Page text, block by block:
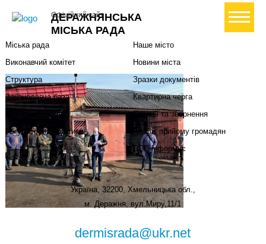
ДЕРАЖНЯНСЬКА
МІСЬКА РАДА
Офіційний сайт+ Створити петицію
Міський голова
Міська рада
Виконавчий комітет
Структура
Законодавча база
Міські програми
Регуляторна політика
Наше місто
Новини міста
Зразки документів
Квартирна черга
Петиції та звернення
Графік прийому громадян
ДПС інформує
Україна, 32200, Хмельницька обл.,
м. Деражня, вул.Миру,11/1
dermisrada@ukr.net